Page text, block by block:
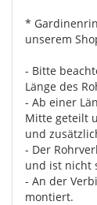
*
unserem
- Bitte
Länge des
- Ab einer
Mitte geteilt
und
- Der
und ist nicht
- An der
montiert.